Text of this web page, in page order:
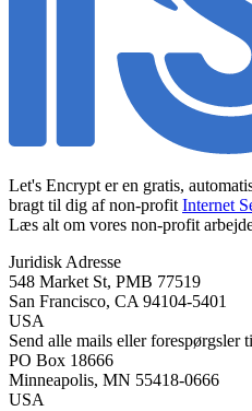
Let's Encrypt er en gratis,
bragt til dig af non-profitInternet
Læs alt om vores non-profit
Juridisk Adresse
548 Market St, PMB 77519
San Francisco, CA 94104-5401
USA
Send alle mails eller forespørgsler
PO Box 18666
Minneapolis, MN 55418-0666
USA